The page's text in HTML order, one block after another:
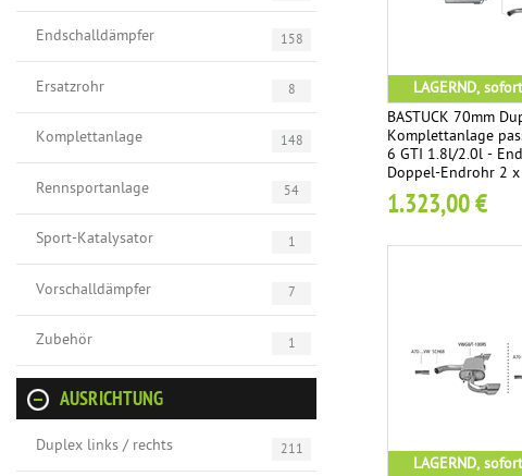
Endschalldämpfer 158
Ersatzrohr 8
Komplettanlage 148
Rennsportanlage 54
Sport-Katalysator 1
Vorschalldämpfer 7
Zubehör 1
AUSRICHTUNG
Duplex links / rechts 211
LAGERND,
BASTUCK 70mm
Komplettanlage
6 GTI 1.8l/2.0l -
Doppel-Endrohr 2
Lippe, 20° schräg
1.323,00 €
LAGERND,